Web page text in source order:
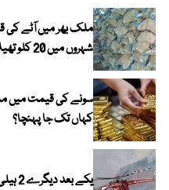
ملک بھر میں آٹے کی
شہروں میں 20 کلو تھیلا 100 روپے تک مہنگا
سونے کی قیمت میں
کہاں تک جا پہنچا؟
یکے بعد دیگرے 2 ہیلی کاپٹر گر کر تباہ؛ متعدد ہلاکتیں